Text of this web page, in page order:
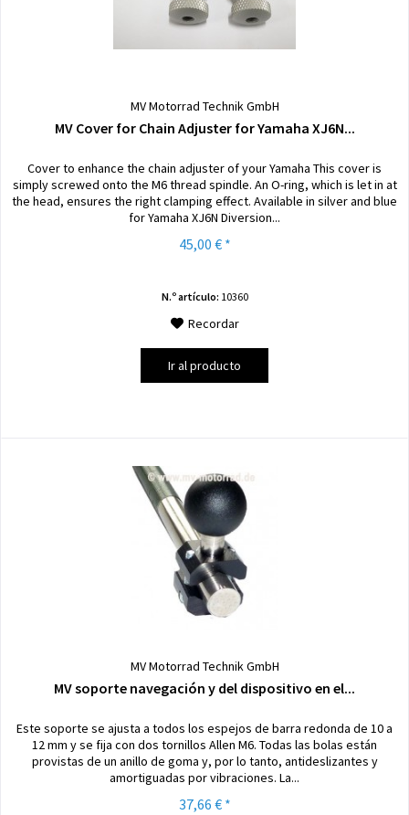
MV Motorrad Technik GmbH
MV Cover for Chain Adjuster for Yamaha XJ6N...
Cover to enhance the chain adjuster of your Yamaha This cover is
simply screwed onto the M6 thread spindle. An O-ring, which is let in at
the head, ensures the right clamping effect. Available in silver and blue
for Yamaha XJ6N Diversion...
45,00 € *
N.º artículo: 10360
Recordar
Ir al producto
MV Motorrad Technik GmbH
MV soporte navegación y del dispositivo en el...
Este soporte se ajusta a todos los espejos de barra redonda de 10 a
12 mm y se fija con dos tornillos Allen M6. Todas las bolas están
provistas de un anillo de goma y, por lo tanto, antideslizantes y
amortiguadas por vibraciones. La...
37,66 € *